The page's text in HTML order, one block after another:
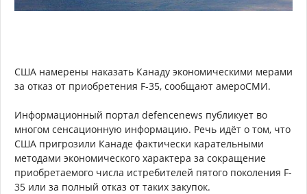
США намерены наказать Канаду экономическими мерами
за отказ от приобретения F-35, сообщают амероСМИ.
Информационный портал defencenews публикует во
многом сенсационную информацию. Речь идёт о том, что
США пригрозили Канаде фактически карательными
методами экономического характера за сокращение
приобретаемого числа истребителей пятого поколения F-
35 или за полный отказ от таких закупок.